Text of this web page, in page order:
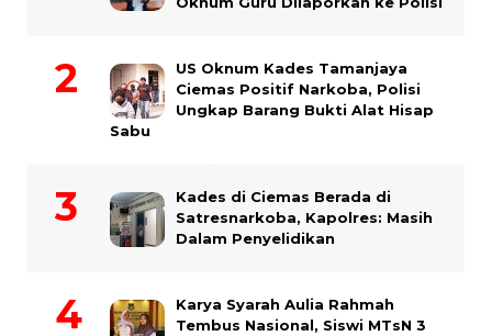
US Oknum Kades Tamanjaya
Ciemas Positif Narkoba, Polisi
Ungkap Barang Bukti Alat Hisap
Sabu
Kades di Ciemas Berada di
Satresnarkoba, Kapolres: Masih
Dalam Penyelidikan
Karya Syarah Aulia Rahmah
Tembus Nasional, Siswi MTsN 3